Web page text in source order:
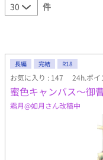
件
長編 完結 R18
お気に入り : 147 24h.ポイ
蜜色キャンバス〜御
霜月@如月さん改稿中